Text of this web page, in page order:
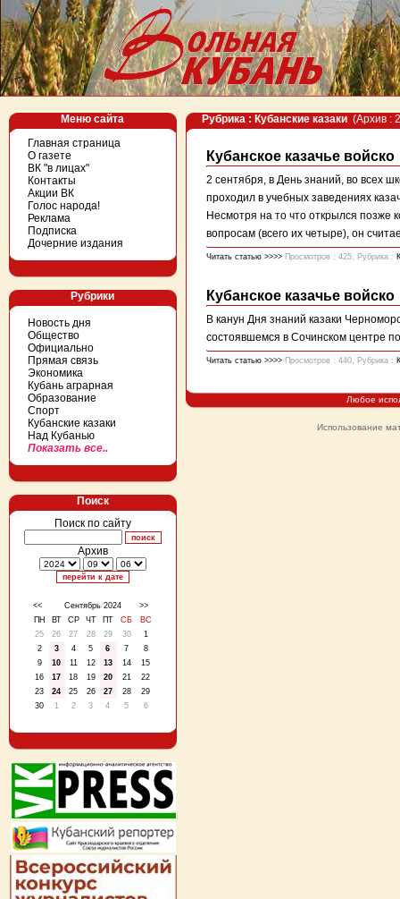
Меню сайта
Главная страница
О газете
ВК "в лицах"
Контакты
Акции ВК
Голос народа!
Реклама
Подписка
Дочерние издания
Рубрики
Новость дня
Общество
Официально
Прямая связь
Экономика
Кубань аграрная
Образование
Спорт
Кубанские казаки
Над Кубанью
Показать все..
Поиск
Поиск по сайту
Архив
<< Сентябрь 2024
>>
ПН
ВТ СР ЧТ ПТ СБ
ВС
25
26 27 28 29 30
1
2
3 4 5 6 7
8
9
10 11 12 13 14
15
16
17 18 19 20 21
22
23
24 25 26 27 28
29
30
1 2 3 4 5 6
Рубрика : Кубанские казаки (Архив :
Кубанское казачье войско
2 сентября, в День знаний, во всех
проходил в учебных заведениях
Несмотря на то что открылся позже
вопросам (всего их четыре), он
Читать статью >>>> Просмотров : 425, Рубрика :
Кубанское казачье войско
В канун Дня знаний казаки
состоявшемся в Сочинском центре
Читать статью >>>> Просмотров : 440, Рубрика :
Любое
Использование